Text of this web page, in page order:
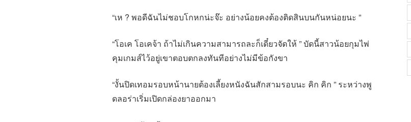
“เห ? พอดีฉันไม่ชอบโกหกน่ะจ๊ะ อย่างน้อยคงต้องติดสินบนกันหน่อยนะ ”
“โอเค โอเคจ้า ถ้าไม่เกินความสามารถละก็เดี๋ยวจัดให้ ” บัดนี้สาวน้อยกุมไพ่
คุมเกมส์ไว้อยู่เขาตอบตกลงทันทีอย่างไม่มีข้อกังขา
“งั้นปิดเทอมรอบหน้านายต้องเลี้ยงหนังฉันสักสามรอบนะ คิก คิก ” ระหว่างพู
ดลอร่าเริ่มเปิดกล่องยาออกมา